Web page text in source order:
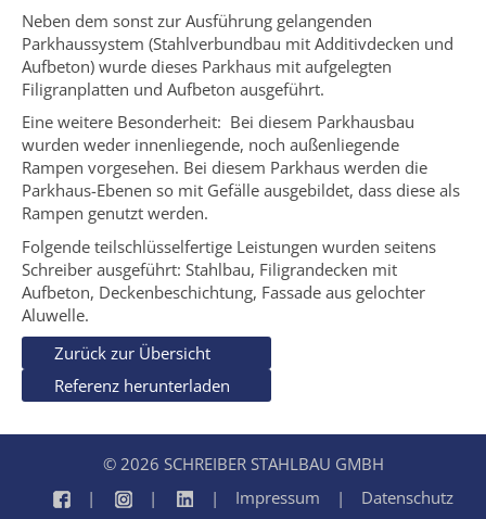
Neben dem sonst zur Ausführung gelangenden
Parkhaussystem (Stahlverbundbau mit Additivdecken und
Aufbeton) wurde dieses Parkhaus mit aufgelegten
Filigranplatten und Aufbeton ausgeführt.
Eine weitere Besonderheit: Bei diesem Parkhausbau
wurden weder innenliegende, noch außenliegende
Rampen vorgesehen. Bei diesem Parkhaus werden die
Parkhaus-Ebenen so mit Gefälle ausgebildet, dass diese als
Rampen genutzt werden.
Folgende teilschlüsselfertige Leistungen wurden seitens
Schreiber ausgeführt: Stahlbau, Filigrandecken mit
Aufbeton, Deckenbeschichtung, Fassade aus gelochter
Aluwelle.
Zurück zur Übersicht
Referenz herunterladen
© 2026 SCHREIBER STAHLBAU GMBH
Impressum
Datenschutz